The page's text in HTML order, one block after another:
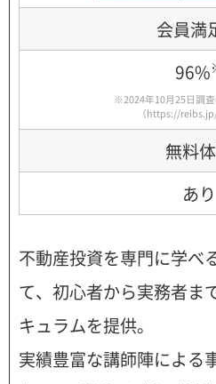
会員満
96%
※2024年10月25日調
（https://
無料
あり
不動産投資を専門に学べ
て、初心者から実務者ま
キュラムを提供。
実績豊富な講師陣による